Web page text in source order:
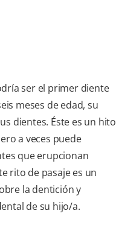
ser el primer diente
meses de edad, su
dientes. Éste es un hito
a veces puede
que erupcionan
rito de pasaje es un
la dentición y
de su hijo/a.